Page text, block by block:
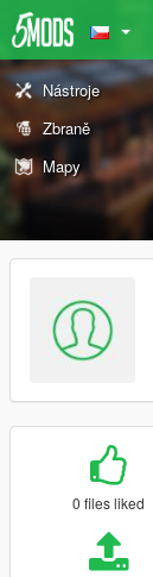
Nástroje
Zbraně
Mapy
0 files liked